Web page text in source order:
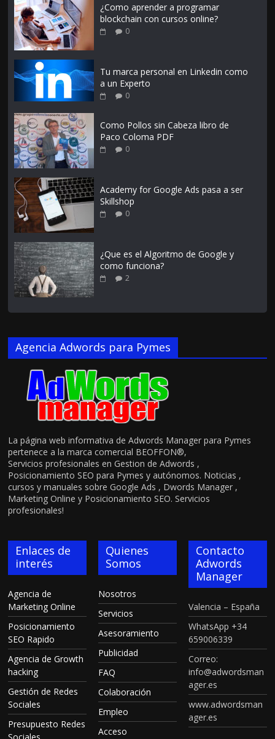
¿Como aprender a programar
blockchain con cursos online?
0
Tu marca personal en Linkedin como
a un Experto
0
Como Pollos sin Cabeza libro de
Paco Coloma PDF
0
Academy for Google Ads pasa a ser
Skillshop
0
¿Que es el Algoritmo de Google y
como funciona?
2
Agencia Adwords para Pymes
La página web informativa de Adwords Manager para Pymes
pertenece a la marca comercial BEOFFON®,
Servicios profesionales en Gestion de Adwords ,
Posicionamiento SEO para Pymes y autónomos. Noticias ,
cursos y manuales sobre Google Ads , Dwords Manager ,
Marketing Online y Posicionamiento SEO. Servicios
profesionales!
Enlaces de
interés
Agencia de
Marketing Online
Posicionamiento
SEO Rapido
Agencia de Growth
hacking
Gestión de Redes
Sociales
Presupuesto Redes
Quienes
Somos
Nosotros
Servicios
Asesoramiento
Publicidad
FAQ
Colaboración
Empleo
Acceso
Contacto
Adwords
Manager
Valencia – España
WhatsApp +34
659006339
Correo:
info@adwordsman
ager.es
www.adwordsman
ager.es